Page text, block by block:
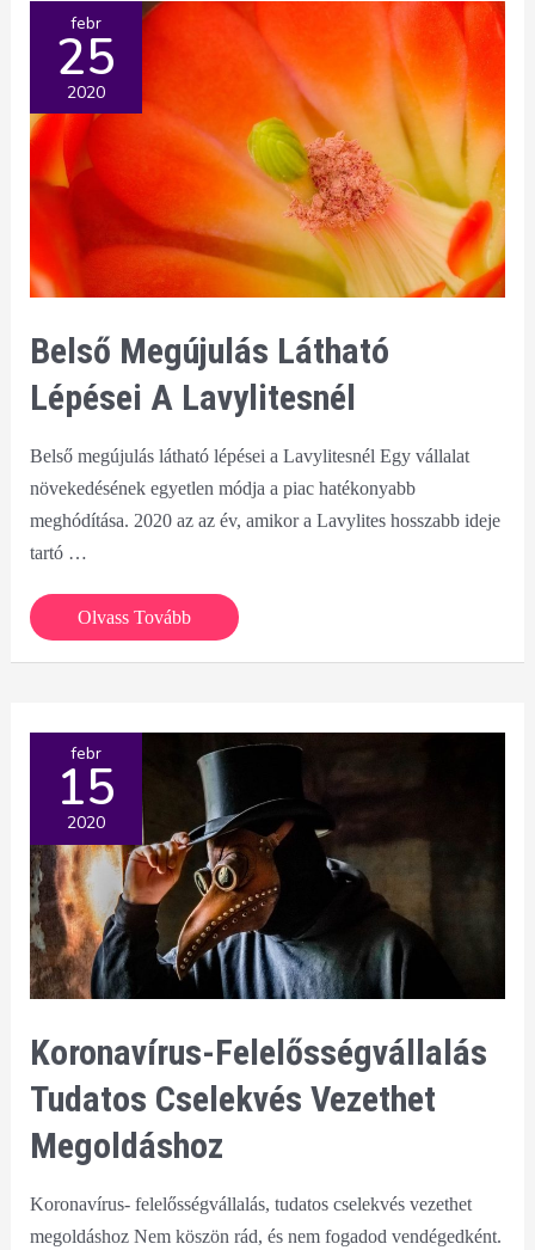
ellen
febr
25
2020
Belső Megújulás Látható
Lépései A Lavylitesnél
Belső megújulás látható lépései a Lavylitesnél Egy vállalat
növekedésének egyetlen módja a piac hatékonyabb
meghódítása. 2020 az az év, amikor a Lavylites hosszabb ideje
tartó …
Belső
megújulás
a
Lavylitesnél
Olvass Tovább
febr
15
2020
Koronavírus-Felelősségvállalás
Tudatos Cselekvés Vezethet
Megoldáshoz
Koronavírus- felelősségvállalás, tudatos cselekvés vezethet
megoldáshoz Nem köszön rád, és nem fogadod vendégedként.